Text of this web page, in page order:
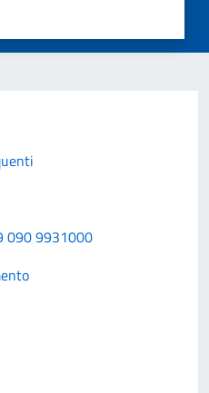
090 9931000